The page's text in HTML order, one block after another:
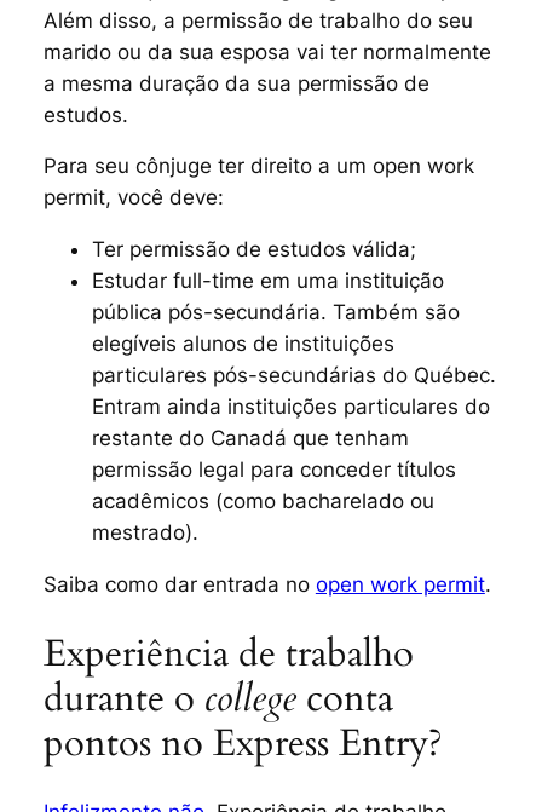
Além disso, a permissão de trabalho do seu
marido ou da sua esposa vai ter normalmente
a mesma duração da sua permissão de
estudos.
Para seu cônjuge ter direito a um open work
permit, você deve:
Ter permissão de estudos válida;
Estudar full-time em uma instituição
pública pós-secundária. Também são
elegíveis alunos de instituições
particulares pós-secundárias do Québec.
Entram ainda instituições particulares do
restante do Canadá que tenham
permissão legal para conceder títulos
acadêmicos (como bacharelado ou
mestrado).
Saiba como dar entrada no open work permit.
Experiência de trabalho
durante o collegeconta
pontos no Express Entry?